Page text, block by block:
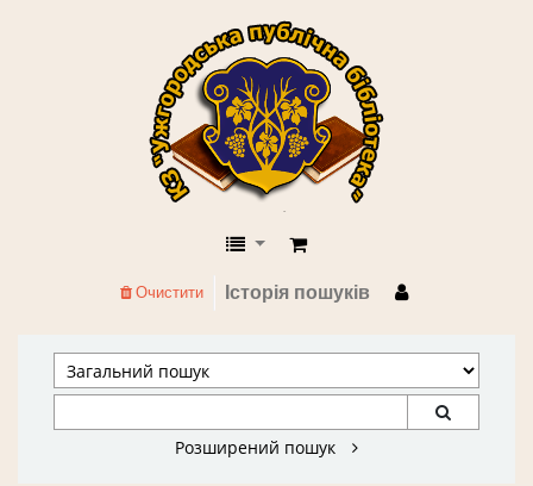
КЗ "Ужгородська публічна
Історія пошуків
Очистити
Розширений пошук